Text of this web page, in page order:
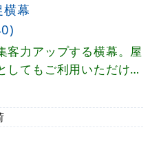
幕
客力アップする横幕。屋
してもご利用いただけま